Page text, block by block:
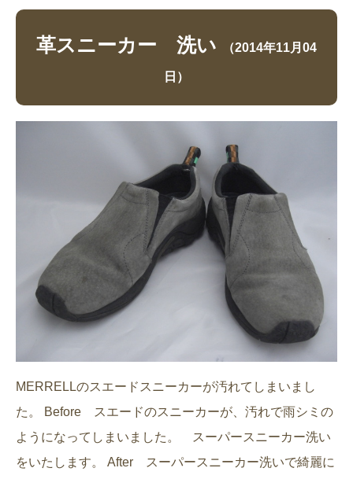
革スニーカー 洗い （2014年11月04
日）
MERRELLのスエードスニーカーが汚れてしまいまし
た。 Before スエードのスニーカーが、汚れで雨シミの
ようになってしまいました。 スーパースニーカー洗い
をいたします。 After スーパースニーカー洗いで綺麗に